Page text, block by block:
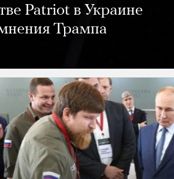
Patriot в Украине
Трампа